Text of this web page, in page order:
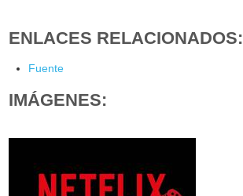
ENLACES RELACIONADOS:
Fuente
IMÁGENES: